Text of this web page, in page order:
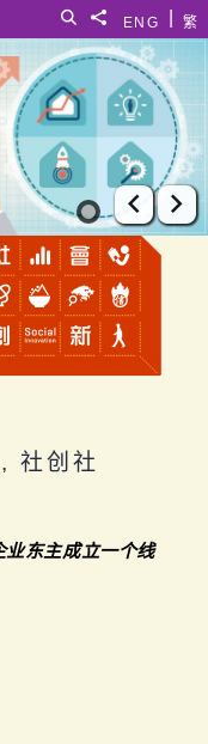
繁
ENG
分享給
搜寻
上一张
下
社创社
业东主成立一个线